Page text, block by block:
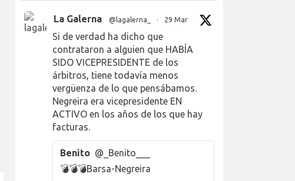
La Galerna @lagalerna_ · 29 Mar
Si de verdad ha dicho que
contrataron a alguien que HABÍA
SIDO VICEPRESIDENTE de los
árbitros, tiene todavía menos
vergüenza de lo que pensábamos.
Negreira era vicepresidente EN
ACTIVO en los años de los que hay
facturas.
Benito @_Benito___
💣💣💣Barsa-Negreira